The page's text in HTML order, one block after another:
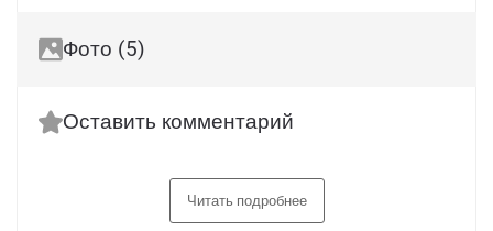
Фото (5)
Оставить комментарий
Читать подробнее